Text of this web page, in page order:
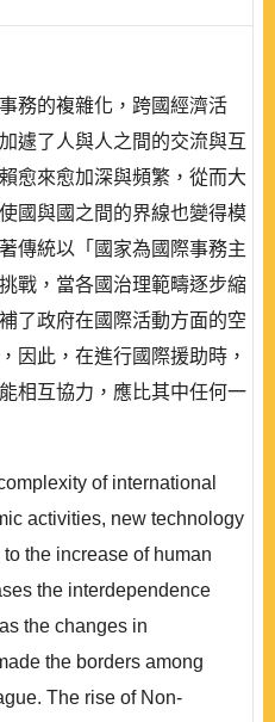
務的複雜化，跨國經濟活
遽了人與人之間的交流與互
愈來愈加深與頻繁，從而大
國與國之間的界線也變得模
傳統以「國家為國際事務主
戰，當各國治理範疇逐步縮
了政府在國際活動方面的空
因此，在進行國際援助時，
相互協力，應比其中任何一
of international
activities, new technology
the increase of human
the interdependence
the changes in
the borders among
The rise of Non-